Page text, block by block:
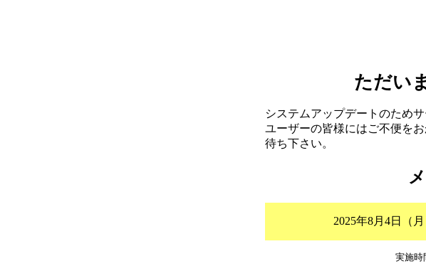
ただい
システムアップデートのため
ユーザーの皆様にはご不便を
待ち下さい。
2025年8月4日（
実施時